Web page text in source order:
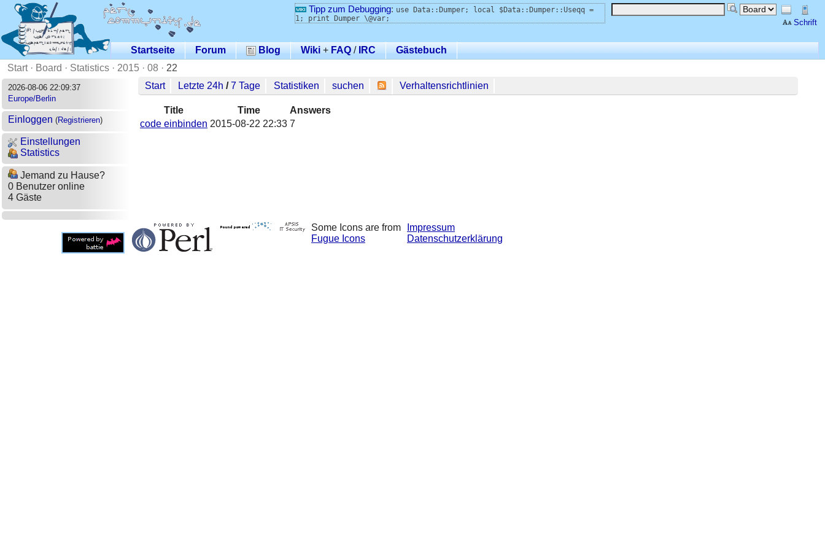
Schrift
Tipp zum Debugging: use Data::Dumper; local $Data::Dumper::Useqq =
1; print Dumper \@var;
Startseite Forum Blog Wiki+ FAQ /IRC
Gästebuch
Start· Board · Statistics · 2015 · 08 · 22
2026-08-06 22:09:37
Europe/Berlin
Einloggen (Registrieren)
Einstellungen
Statistics
Jemand zu Hause?
0 Benutzer online
4 Gäste
Start Letzte 24h /7 Tage Statistiken suchen Verhaltensrichtlinien
Title Time
Answers
code einbinden 2015-08-22 22:33 7
Some Icons are from
Fugue Icons
Impressum
Datenschutzerklärung